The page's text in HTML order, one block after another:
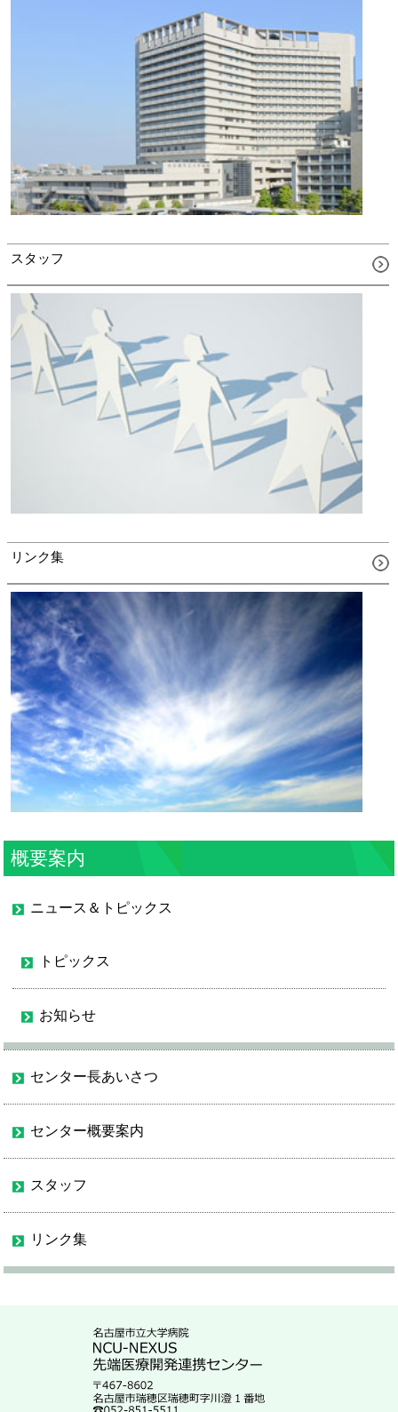
スタッフ
リンク集
概要案内
ニュース＆トピックス
トピックス
お知らせ
センター長あいさつ
センター概要案内
スタッフ
リンク集